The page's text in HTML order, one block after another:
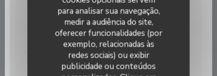
para analisar sua navegação,
medir a audiência do site,
oferecer funcionalidades (por
exemplo, relacionadas às
redes sociais) ou exibir
publicidade ou conteúdos
10,00 EUR
PORTO ROUGE
5,00 EUR
GET 27
LES COPAINS D'ABORD BY SHIRELE